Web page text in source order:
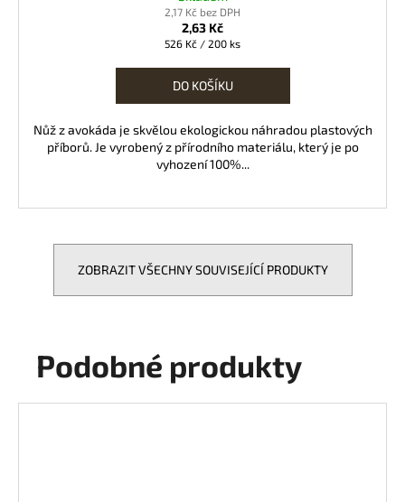
2,17 Kč bez DPH
2,63 Kč
Měrná
526 Kč / 200 ks
DO KOŠÍKU
Nůž z avokáda je skvělou ekologickou náhradou plastových
příborů. Je vyrobený z přírodního materiálu, který je po
vyhození 100%...
ZOBRAZIT VŠECHNY SOUVISEJÍCÍ PRODUKTY
Podobné produkty